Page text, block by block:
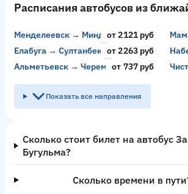
Расписания автобусов из
Менделеевск → Миндеревоот 2121 руб
Елабуга → Султанбековоот 2263 руб
Альметьевск → Черемшанот 737 руб
Показать все направления
Сколько стоит билет на автобус
Бугульма?
Сколько времени в